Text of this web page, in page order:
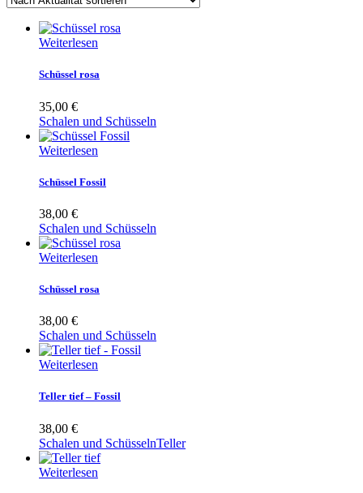
Weiterlesen
Schüssel rosa
35,00 €
Schalen und Schüsseln
Weiterlesen
Schüssel Fossil
38,00 €
Schalen und Schüsseln
Weiterlesen
Schüssel rosa
38,00 €
Schalen und Schüsseln
Weiterlesen
Teller tief – Fossil
38,00 €
Schalen und SchüsselnTeller
Weiterlesen